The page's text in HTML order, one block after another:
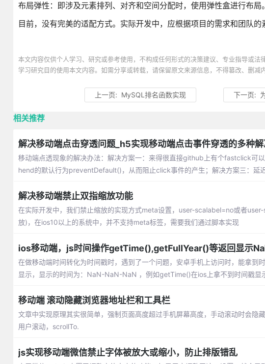
布局弹性：即涉及元素排列、对齐和空间分配时，使用弹性盒进行布局。
目前，没有完美的适配方式。实际开发中，应根据项目的需求和团队的
本文内容仅供个人学习、研究或参考使用，不构成任何形式的决策建议、专业指导或
学习研究目的使用本文内容。如需分享或转载，请保留原文来源信息，不得篡改、删减
上一页: MySQL排名函数实现 下一页:
相关推荐
解决移动端点击穿透问题_h5实现移动端点击事件穿透的多种
移动端点透现象的解决办法：解决方案一：来得很直接github上有个fastclick可
hend的默认行为preventDefault()，从而阻止click事件的产生；解决方案三：延
解决移动端禁止双指缩放功能
在实际开发中，我们禁止缩放的实现方式meta设置，user-scalabel=no或者
放)，在ios10以上的系统中，并不支持meta标签，需要我们通过脚本实现
ios移动端，js时间操作getTime(),getFullYear()等返回显示
在做移动端时间转化为时间戳时，遇到了一个问题，安卓手机上访问时，能拿到
显示，显示的时间为：NaN-NaN-NaN ，例如getTime()在ios上拿不到时间戳显
移动端 滚动隐藏浏览器地址栏和工具栏
文章中实现原理其实很简单，强制页面高度超过手机屏幕高度，手动滚动时会
用户滚动，scrollTo.
js实现移动端微信禁止字体被放大或缩小，防止排版错乱